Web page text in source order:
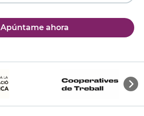
Apúntame ahora